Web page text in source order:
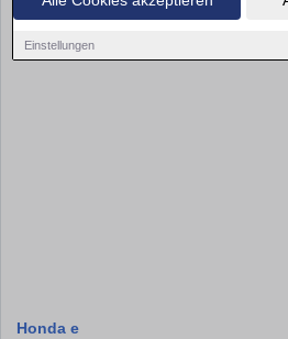
Einstellungen
Honda e